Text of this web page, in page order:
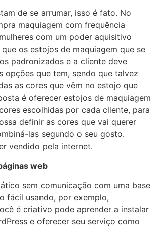
de se arrumar, isso é fato. No
maquiagem com frequência
com um poder aquisitivo
os estojos de maquiagem que se
padronizados e a cliente deve
opções que tem, sendo que talvez
as cores que vêm no estojo que
é oferecer estojos de maquiagem
escolhidas por cada cliente, para
definir as cores que vai querer
las segundo o seu gosto.
vendido pela internet.
web
sem comunicação com uma base
fácil usando, por exemplo,
é criativo pode aprender a instalar
e oferecer seu serviço como